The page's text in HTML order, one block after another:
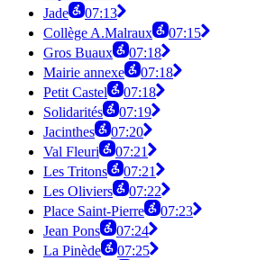
Jade
07:13
Collège A.Malraux
07:15
Gros Buaux
07:18
Mairie annexe
07:18
Petit Castel
07:18
Solidarités
07:19
Jacinthes
07:20
Val Fleuri
07:21
Les Tritons
07:21
Les Oliviers
07:22
Place Saint-Pierre
07:23
Jean Pons
07:24
La Pinède
07:25